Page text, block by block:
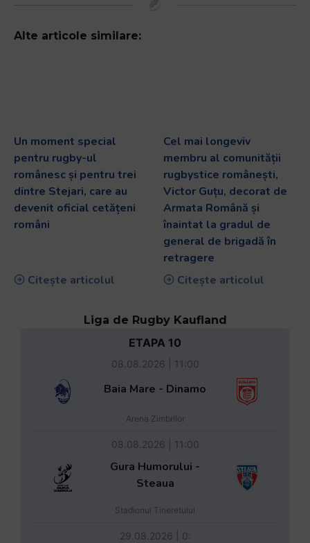
Alte articole similare:
Un moment special
pentru rugby-ul
românesc și pentru trei
dintre Stejari, care au
devenit oficial cetățeni
români
Citește articolul
Cel mai longeviv
membru al comunității
rugbystice românești,
Victor Guțu, decorat de
Armata Română și
înaintat la gradul de
general de brigadă în
retragere
Citește articolul
Liga de Rugby Kaufland
ETAPA 10
08.08.2026 | 11:00
Baia Mare - Dinamo
Arena Zimbrilor
08.08.2026 | 11:00
Gura Humorului -
Steaua
Stadionul Tineretului
29.08.2026 | 0: